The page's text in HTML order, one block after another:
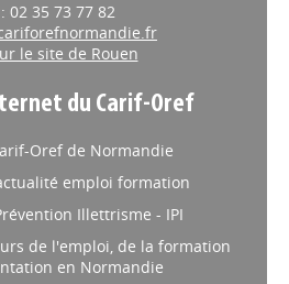
02 35 73 77 82
le site de Rouen
du Carif-Oref
Oref de Normandie
emploi formation
Illettrisme - IPI
de l'emploi, de la formation
en Normandie